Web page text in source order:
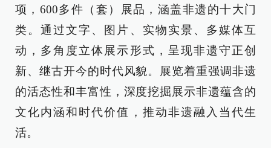
项，600多件（套）展品，涵盖非遗的十大门
类。通过文字、图片、实物实景、多媒体互
动，多角度立体展示形式，呈现非遗守正创
新、继古开今的时代风貌。展览着重强调非遗
的活态性和丰富性，深度挖掘展示非遗蕴含的
文化内涵和时代价值，推动非遗融入当代生
活。